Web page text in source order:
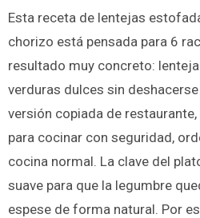
Esta receta de lentejas
chorizo está pensada para 6
resultado muy concreto:
verduras dulces sin
versión copiada de
para cocinar con seguridad,
cocina normal. La clave del
suave para que la legumbre
espese de forma natural. Por